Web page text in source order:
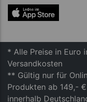
* Alle Preise in Euro
Versandkosten
** Gültig nur für
Produkten ab 149,-
innerhalb